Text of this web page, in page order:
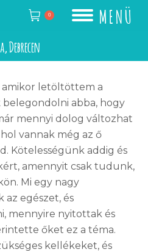
MENÜ
0
Debrecen
amikor letöltöttem a
abba, hogy
mennyi dolog változhat
vannak még az ő
Kötelességünk addig és
amennyit csak tudunk,
Mi egy nagy
az egészet, és
mennyire nyitottak és
őket ez a téma.
kellékeket, és